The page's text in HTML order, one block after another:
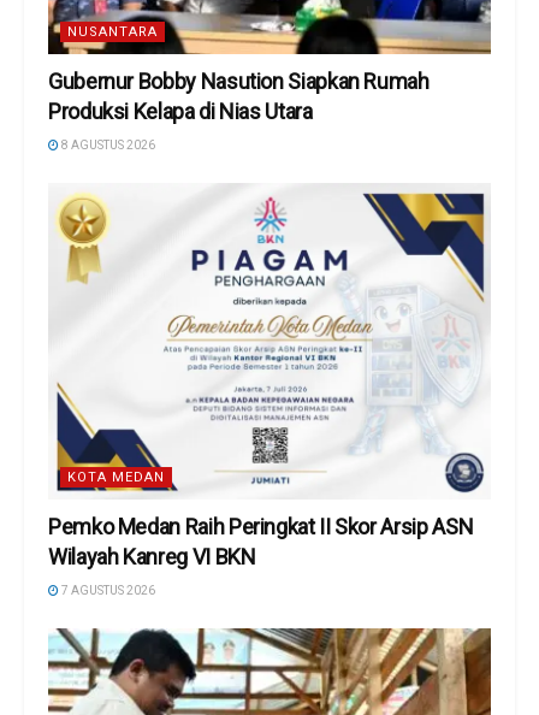
NUSANTARA
Gubernur Bobby Nasution Siapkan Rumah
Produksi Kelapa di Nias Utara
8 AGUSTUS 2026
KOTA MEDAN
Pemko Medan Raih Peringkat II Skor Arsip ASN
Wilayah Kanreg VI BKN
7 AGUSTUS 2026